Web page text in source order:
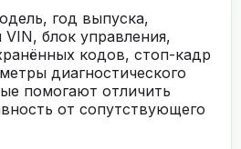
год выпуска,
блок управления,
кодов, стоп-кадр
диагностического
помогают отличить
от сопутствующего